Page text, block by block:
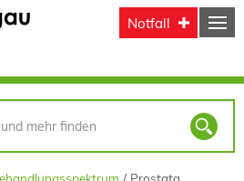
Notfall
Prostata